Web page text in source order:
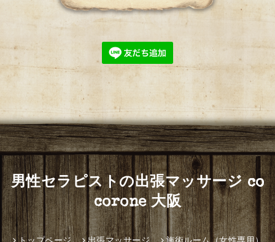
男性セラピストの出張マッサージ co
corone 大阪